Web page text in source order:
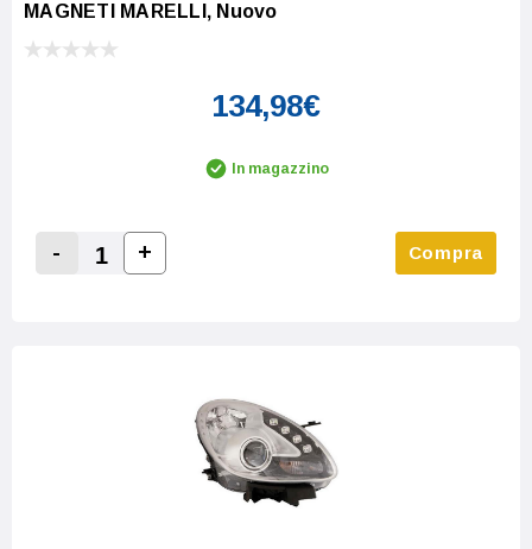
MAGNETI MARELLI, Nuovo
134,98€
In magazzino
Decrease Quantity:
-
Increase Quantity:
+ Compra